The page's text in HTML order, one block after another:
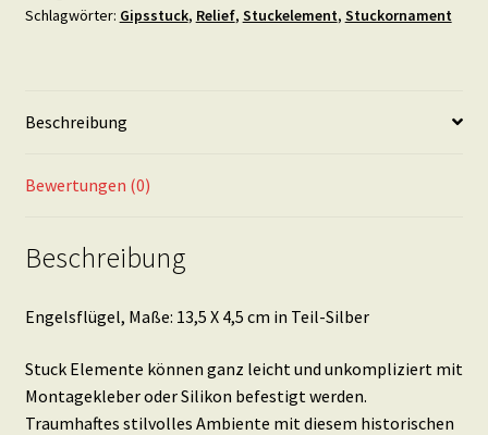
cm
Menge
Schlagwörter: Gipsstuck, Relief, Stuckelement, Stuckornament
Beschreibung
Bewertungen (0)
Beschreibung
Engelsflügel, Maße: 13,5 X 4,5 cm in Teil-Silber
Stuck Elemente können ganz leicht und unkompliziert mit
Montagekleber oder Silikon befestigt werden.
Traumhaftes stilvolles Ambiente mit diesem historischen